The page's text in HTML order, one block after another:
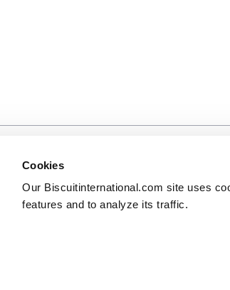
Cookies
Our Biscuitinternational.com site uses
features and to analyze its traffic.